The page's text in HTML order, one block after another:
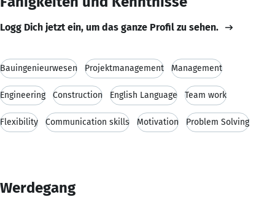
Logg Dich jetzt ein, um das ganze Profil zu sehen.
Bauingenieurwesen Projektmanagement Management
Engineering Construction English Language Team work
Flexibility Communication skills Motivation Problem Solving
Werdegang